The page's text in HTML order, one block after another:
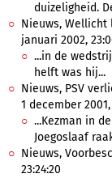
duizeligheid.
Nieuws, Wellicht
januari 2002,
...in de
helft was hij...
Nieuws, PSV
1 december 2001,
...Kezman in
Joegoslaaf
Nieuws,
23:24:20